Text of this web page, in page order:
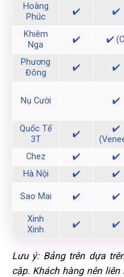
Hoàng
Phúc
✔️ ✔️
Khiêm
Nga
✔️ ✔️
Phương
Đông
✔️ ✔️
Nụ Cười ✔️
Quốc Tế
3T
✔️
✔️
Chez ✔️ ✔️
Hà Nội
✔️ ✔️
Sao Mai ✔️ ✔️
Xinh
Xinh
✔️ ✔️
Lưu ý: Bảng trên dựa
cập. Khách hàng nên